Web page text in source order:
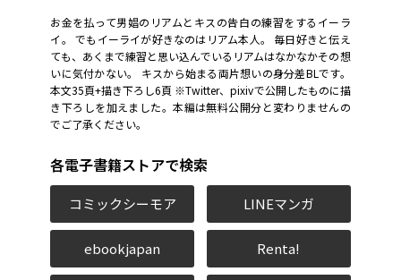
お金を払って男娼のリアムとキスの告白の練習をするイーラ
イ。 でもイーライが好きなのはリアム本人。 毎日好きと伝え
ても、あくまで練習と思い込んでいるリアムはなかなかその想
いに気付かない。 キスから始まる両片想いの身分差BLです。
本文35頁+描き下ろし6頁 ※Twitter、pixivで公開したものに描
き下ろしを加えました。本編は無料公開分と変わりませんの
でご了承ください。
各電子書籍ストアで検索
コミックシーモア LINEマンガ
ebookjapan Renta!